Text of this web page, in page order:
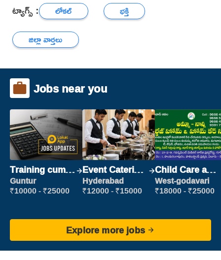
ట్యాగ్స్ : లోకల్
భక్తి
జిల్లా వార్తలు
Jobs near you
Training cum
Placement
Guntur
₹10000 - ₹25000
Event Catering
Staff
Hyderabad
₹12000 - ₹15000
Child Care and
Patient care
West-godavari
₹18000 - ₹25000
Explore more jobs